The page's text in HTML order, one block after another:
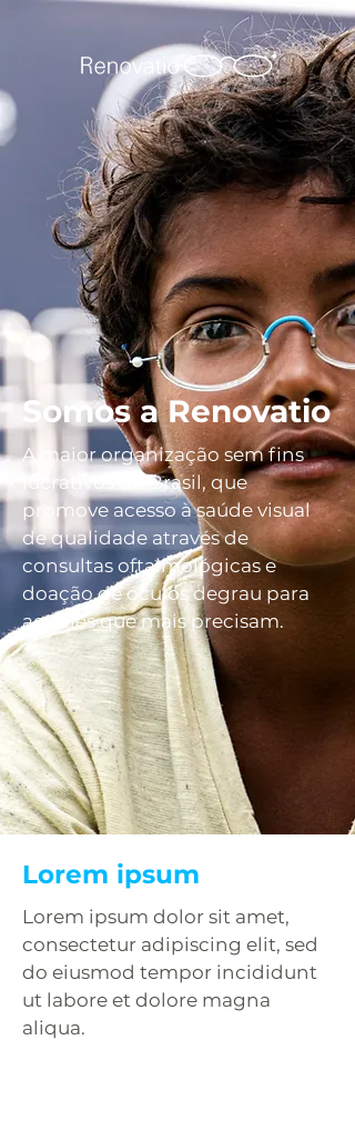
Somos a Renovatio
A maior organização sem fins
lucrativos do Brasil, que
promove acesso à saúde visual
de qualidade através de
consultas oftalmológicas e
doação de óculos degrau para
aqueles que mais precisam.
Lorem ipsum
Lorem ipsum dolor sit amet,
consectetur adipiscing elit, sed
do eiusmod tempor incididunt
ut labore et dolore magna
aliqua.